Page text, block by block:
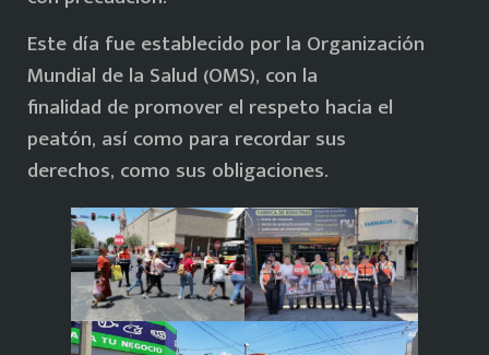
Este día fue establecido por la Organización
Mundial de la Salud (OMS), con la
finalidad de promover el respeto hacia el
peatón, así como para recordar sus
derechos, como sus obligaciones.